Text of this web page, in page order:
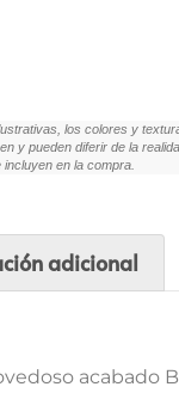
los colores y
y pueden diferir de la
en la compra.
adicional
acabado